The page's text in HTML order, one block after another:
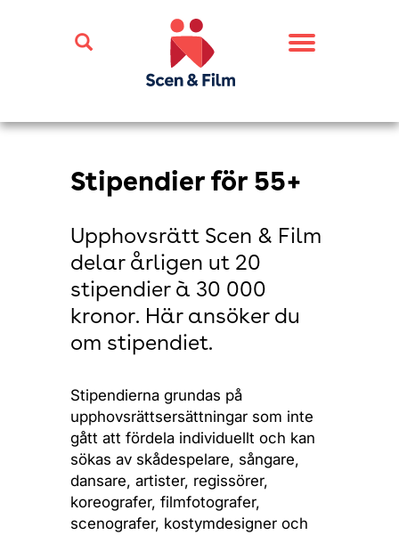
Toggle
Stipendier för 55+
Upphovsrätt Scen & Film
delar årligen ut 20
stipendier à 30 000
kronor. Här ansöker du
om stipendiet.
Stipendierna grundas på
upphovsrättsersättningar som inte
gått att fördela individuellt och kan
sökas av skådespelare, sångare,
dansare, artister, regissörer,
koreografer, filmfotografer,
scenografer, kostymdesigner och